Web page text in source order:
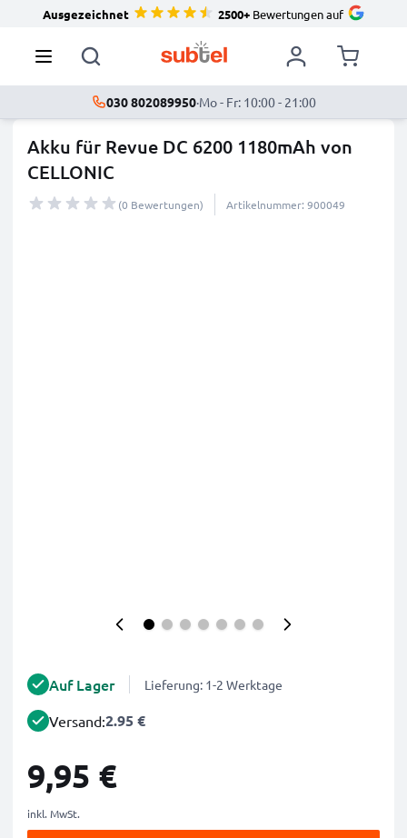
Ausgezeichnet 2500+Bewertungen auf
030 802089950·Mo - Fr: 10:00 - 21:00
Akku für Revue DC 6200 1180mAh von
CELLONIC
(0 Bewertungen) Artikelnummer: 900049
Auf Lager Lieferung: 1-2 Werktage
Versand:2.95 €
9,95 €
inkl. MwSt.